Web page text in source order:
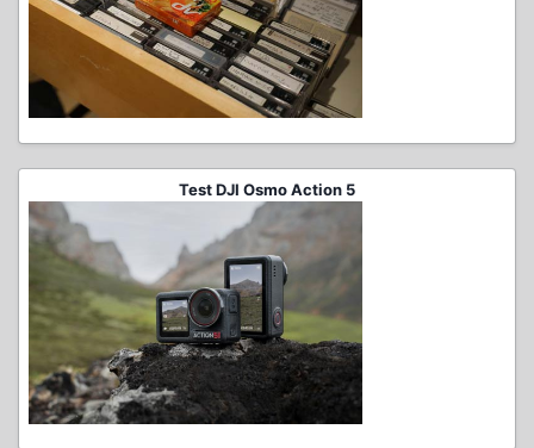
Test DJI Osmo Action 5